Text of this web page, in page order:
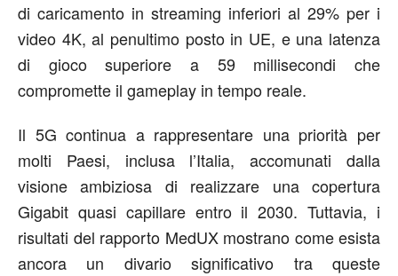
di caricamento in streaming inferiori al 29% per i
video 4K, al penultimo posto in UE, e una latenza
di gioco superiore a 59 millisecondi che
compromette il gameplay in tempo reale.
Il 5G continua a rappresentare una priorità per
molti Paesi, inclusa l’Italia, accomunati dalla
visione ambiziosa di realizzare una copertura
Gigabit quasi capillare entro il 2030. Tuttavia, i
risultati del rapporto MedUX mostrano come esista
ancora un divario significativo tra queste